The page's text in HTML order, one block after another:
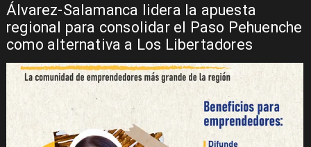
Álvarez-Salamanca lidera la apuesta
regional para consolidar el Paso Pehuenche
como alternativa a Los Libertadores